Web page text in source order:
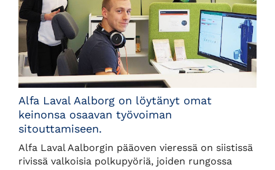
Alfa Laval Aalborg on löytänyt omat
keinonsa osaavan työvoiman
sitouttamiseen.
Alfa Laval Aalborgin pääoven vieressä on siistissä
rivissä valkoisia polkupyöriä, joiden rungossa